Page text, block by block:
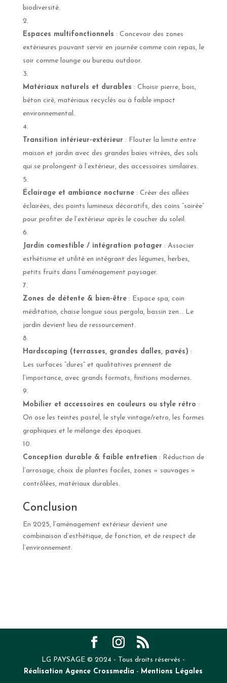
biodiversité.
Espaces multifonctionnels : Concevoir des zones
extérieures pouvant servir en journée comme coin repas, le
soir comme lounge ou bureau outdoor.
Matériaux naturels et durables : Choisir pierre, bois,
béton ciré, matériaux recyclés ou à faible impact
environnemental.
Transition intérieur-extérieur : Flouter la limite entre
maison et jardin avec des grandes baies vitrées, des sols
qui se prolongent à l’extérieur, des accessoires similaires.
Éclairage et ambiance nocturne: Créer des allées
éclairées, des points lumineux décoratifs, des coins “soirée”
pour profiter de l’extérieur après le coucher du soleil.
Jardin comestible / intégration potager : Associer
esthétisme et utilité en intégrant des légumes, herbes,
petits fruits dans l’aménagement paysager.
Zones de détente & bien-être: Espace spa, coin
méditation, chaise longue sous pergola, bassin zen… Le
jardin devient lieu de ressourcement.
Hardscaping (terrasses, grandes dalles, pavés) :
Les surfaces “dures” et qualitatives prennent de
l’importance, avec grands formats, finitions modernes.
Mobilier et accessoires en couleurs ou style rétro :
On ose les teintes pastel, le style vintage/retro, les formes
graphiques et le mélange des époques.
Conception durable & faible entretien : Réduction de
l’arrosage, choix de plantes faciles, zones « sauvages »
contrôlées, matériaux durables.
Conclusion
En 2025, l’aménagement extérieur devient une
combinaison d’esthétique, de fonction, et de respect de
l’environnement.
LG PAYSAGE © 2024 - Tous droits réservés -
Réalisation Agence Crossmedia - Mentions Légales